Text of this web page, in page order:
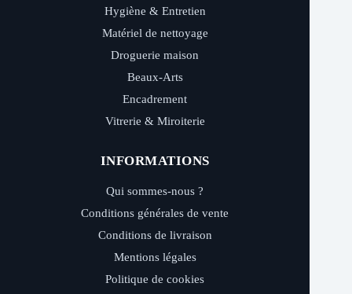
Hygiène & Entretien
Matériel de nettoyage
Droguerie maison
Beaux-Arts
Encadrement
Vitrerie & Miroiterie
INFORMATIONS
Qui sommes-nous ?
Conditions générales de vente
Conditions de livraison
Mentions légales
Politique de cookies